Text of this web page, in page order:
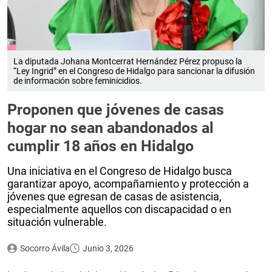
La diputada Johana Montcerrat Hernández Pérez propuso la
“Ley Ingrid” en el Congreso de Hidalgo para sancionar la difusión
de información sobre feminicidios.
Proponen que jóvenes de casas
hogar no sean abandonados al
cumplir 18 años en Hidalgo
Una iniciativa en el Congreso de Hidalgo busca
garantizar apoyo, acompañamiento y protección a
jóvenes que egresan de casas de asistencia,
especialmente aquellos con discapacidad o en
situación vulnerable.
Socorro Ávila Junio 3, 2026